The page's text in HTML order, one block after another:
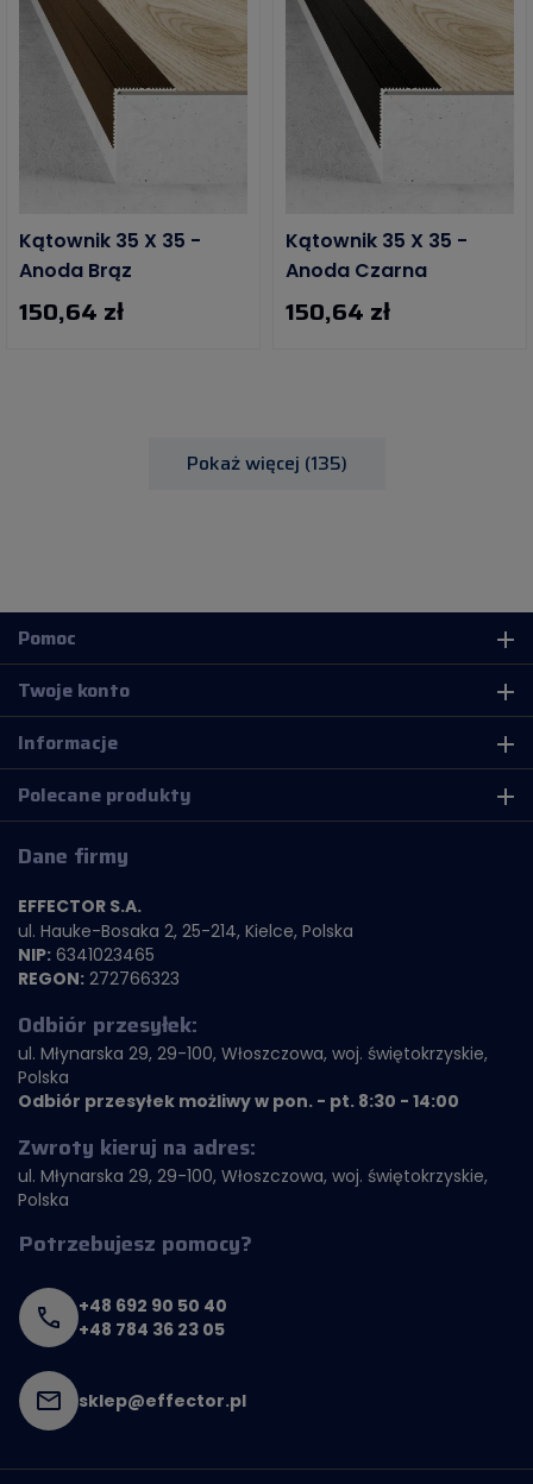
Kątownik 35 X 35 -
Anoda Brąz
150,64 zł
Kątownik 35 X 35 -
Anoda Czarna
150,64 zł
Pokaż więcej (135)
Pomoc add
Twoje konto add
Informacje add
Polecane produkty add
Dane firmy
EFFECTOR S.A.
ul. Hauke-Bosaka 2, 25-214, Kielce, Polska
NIP: 6341023465
REGON: 272766323
Odbiór przesyłek:
ul. Młynarska 29, 29-100, Włoszczowa, woj. świętokrzyskie,
Polska
Odbiór przesyłek możliwy w pon. - pt. 8:30 - 14:00
Zwroty kieruj na adres:
ul. Młynarska 29, 29-100, Włoszczowa, woj. świętokrzyskie,
Polska
Potrzebujesz pomocy?
+48 692 90 50 40
+48 784 36 23 05
sklep@effector.pl